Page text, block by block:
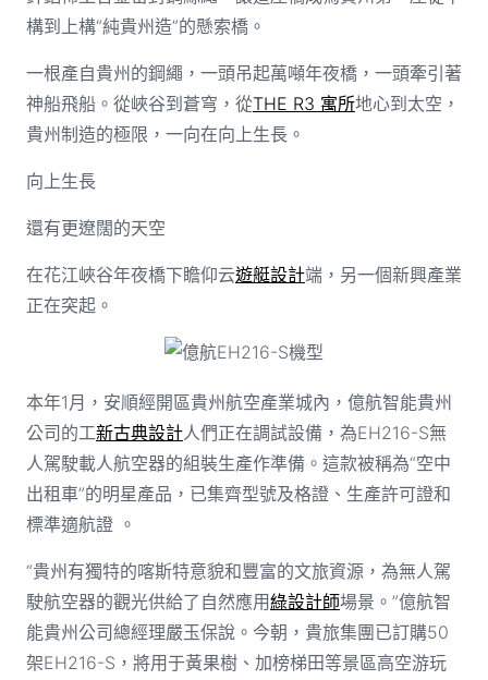
構到上構“純貴州造”的懸索橋。
一根產自貴州的鋼繩，一頭吊起萬噸年夜橋，一頭牽引著
神船飛船。從峽谷到蒼穹，從THE R3 寓所地心到太空，
貴州制造的極限，一向在向上生長。
向上生長
還有更遼闊的天空
在花江峽谷年夜橋下瞻仰云遊艇設計端，另一個新興產業
正在突起。
億航EH216-S機型
本年1月，安順經開區貴州航空產業城內，億航智能貴州
公司的工新古典設計人們正在調試設備，為EH216-S無
人駕駛載人航空器的組裝生產作準備。這款被稱為“空中
出租車”的明星產品，已集齊型號及格證、生產許可證和
標準適航證 。
“貴州有獨特的喀斯特意貌和豐富的文旅資源，為無人駕
駛航空器的觀光供給了自然應用綠設計師場景。”億航智
能貴州公司總經理嚴玉保說。今朝，貴旅集團已訂購50
架EH216-S，將用于黃果樹、加榜梯田等景區高空游玩